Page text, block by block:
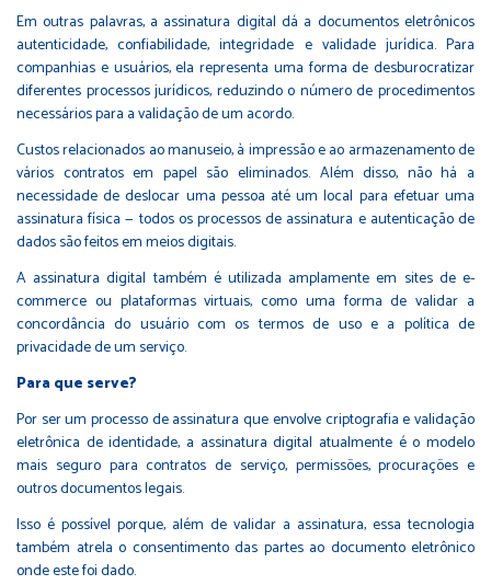
Em outras palavras, a assinatura digital dá a documentos eletrônicos
autenticidade, confiabilidade, integridade e validade jurídica. Para
companhias e usuários, ela representa uma forma de desburocratizar
diferentes processos jurídicos, reduzindo o número de procedimentos
necessários para a validação de um acordo.
Custos relacionados ao manuseio, à impressão e ao armazenamento de
vários contratos em papel são eliminados. Além disso, não há a
necessidade de deslocar uma pessoa até um local para efetuar uma
assinatura física — todos os processos de assinatura e autenticação de
dados são feitos em meios digitais.
A assinatura digital também é utilizada amplamente em sites de e-
commerce ou plataformas virtuais, como uma forma de validar a
concordância do usuário com os termos de uso e a política de
privacidade de um serviço.
Para que serve?
Por ser um processo de assinatura que envolve criptografia e validação
eletrônica de identidade, a assinatura digital atualmente é o modelo
mais seguro para contratos de serviço, permissões, procurações e
outros documentos legais.
Isso é possível porque, além de validar a assinatura, essa tecnologia
também atrela o consentimento das partes ao documento eletrônico
onde este foi dado.